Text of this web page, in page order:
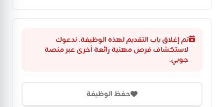
تم إغلاق باب التقديم لهذه الوظيفة. ندعوك
لاستكشاف فرص مهنية رائعة أخرى عبر منصة
جوبي.
حفظ الوظيفة